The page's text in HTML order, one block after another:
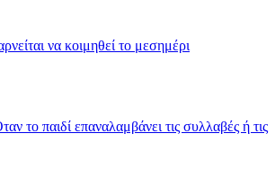
να κοιμηθεί το μεσημέρι
το παιδί επαναλαμβάνει τις συλλαβές ή τις